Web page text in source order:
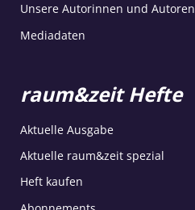
Unsere Autorinnen und Autoren
Mediadaten
raum&zeit Hefte
Aktuelle Ausgabe
Aktuelle raum&zeit spezial
Heft kaufen